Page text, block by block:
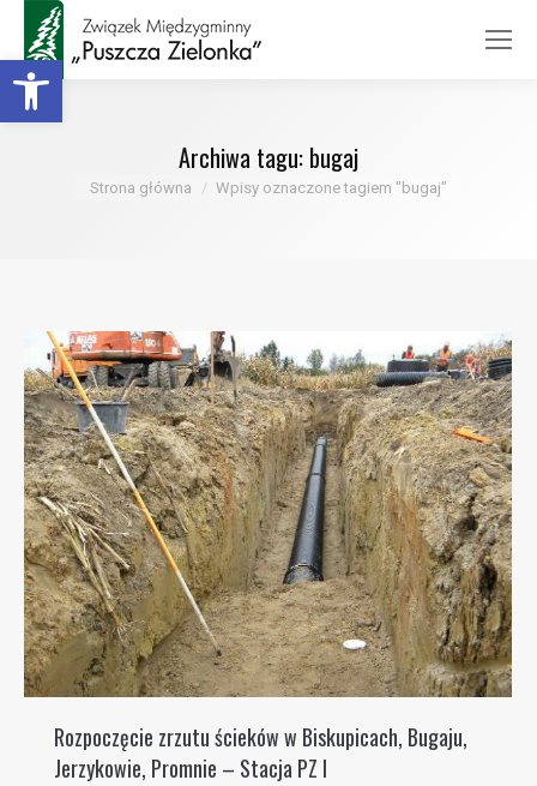
Otwórz pasek narzędzi
Archiwa tagu: bugaj
Jesteś tutaj:
Strona główna Wpisy oznaczone tagiem "bugaj"
Rozpoczęcie zrzutu ścieków w Biskupicach, Bugaju,
Jerzykowie, Promnie – Stacja PZ I